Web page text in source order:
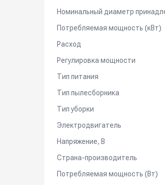
Номинальный диаметр
Потребляемая мощность (кВт)
Расход
Регулировка мощности
Тип питания
Тип пылесборника
Тип уборки
Электродвигатель
Напряжение, В
Страна-производитель
Потребляемая мощность (Вт)